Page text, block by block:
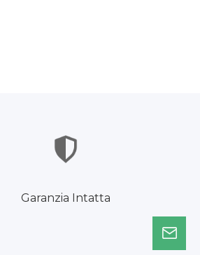
Garanzia Intatta